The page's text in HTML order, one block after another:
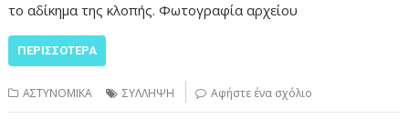
το αδίκημα της κλοπής. Φωτογραφία αρχείου
ΠΕΡΙΣΣΌΤΕΡΑ
ΑΣΤΥΝΟΜΙΚΑ ΣΥΛΛΗΨΗ Αφήστε ένα σχόλιο